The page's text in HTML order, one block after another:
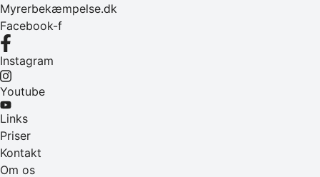
Myrerbekæmpelse.dk
Facebook-f
Instagram
Youtube
Links
Priser
Kontakt
Om os